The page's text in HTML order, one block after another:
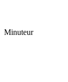
Minuteur